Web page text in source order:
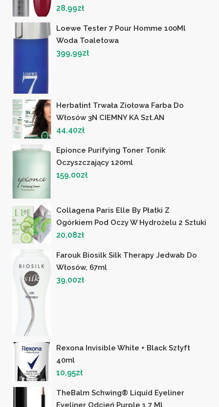
28,99zł
Loewe Tester 7 Pour Homme 100Ml
Woda Toaletowa
399,99zł
Herbatint Trwała Ziołowa Farba Do
Włosów 3N CIEMNY KA Szt.AN
44,40zł
Epionce Purifying Toner Tonik
Oczyszczający 120ml
159,00zł
Collagena Paris Elle By Płatki Z
Ogórkiem Pod Oczy W Hydrożelu 2 Sztuki
20,08zł
Farouk Biosilk Silk Therapy Jedwab Do
Włosów, 67ml
39,00zł
Rexona Invisible White + Black Sztyft
40ml
10,95zł
TheBalm Schwing® Liquid Eyeliner
Eyeliner Odcień Purple 1.7 Ml